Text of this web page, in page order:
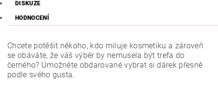
DISKUZE
HODNOCENÍ
Chcete potěšit někoho, kdo miluje kosmetiku a zároveň
se obáváte, že váš výběr by nemusela být trefa do
černého? Umožněte obdarované vybrat si dárek přesně
podle svého gusta.